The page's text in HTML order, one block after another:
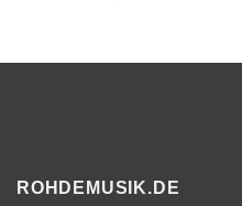
ROHDEMUSIK.DE